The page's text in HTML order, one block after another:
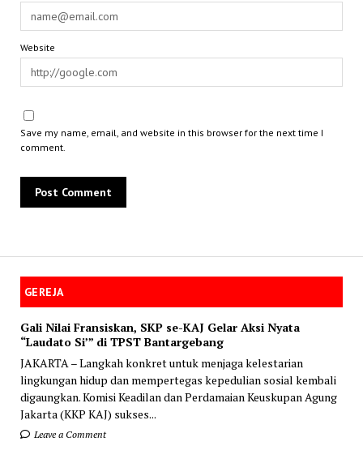
GEREJA
Gali Nilai Fransiskan, SKP se-KAJ Gelar Aksi Nyata
“Laudato Si’” di TPST Bantargebang
JAKARTA – Langkah konkret untuk menjaga kelestarian
lingkungan hidup dan mempertegas kepedulian sosial kembali
digaungkan. Komisi Keadilan dan Perdamaian Keuskupan Agung
Jakarta (KKP KAJ) sukses...
Leave a Comment
Website
Save my name, email, and website in this browser for the next time I
comment.